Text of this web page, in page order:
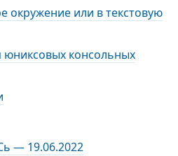
окружение или в текстовую
консольных
— 19.06.2022